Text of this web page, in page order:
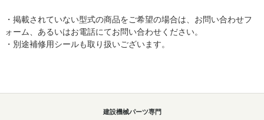
・掲載されていない型式の商品をご希望の場合は、お問い合わせフ
ォーム、あるいはお電話にてお問い合わせください。
・別途補修用シールも取り扱いございます。
建設機械パーツ専門